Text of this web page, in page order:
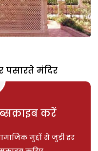
पसारते मंदिर
करें
मुद्दों से जुड़ी हर